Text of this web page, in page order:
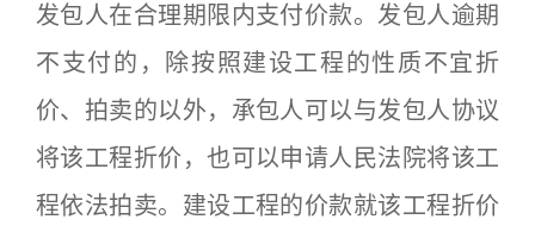
发包人在合理期限内支付价款。发包人逾期
不支付的，除按照建设工程的性质不宜折
价、拍卖的以外，承包人可以与发包人协议
将该工程折价，也可以申请人民法院将该工
程依法拍卖。建设工程的价款就该工程折价